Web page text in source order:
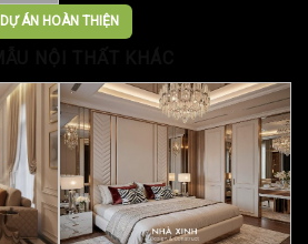
DỰ ÁN HOÀN THIỆN